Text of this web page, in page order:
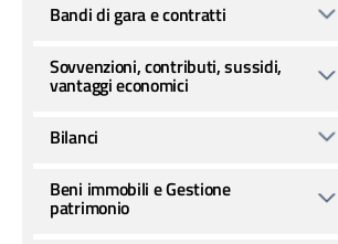
Bandi di gara e contratti
Sovvenzioni, contributi, sussidi,
vantaggi economici
Bilanci
Beni immobili e Gestione
patrimonio